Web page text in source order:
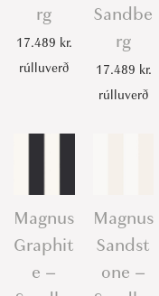
rg
17.489 kr.
rúlluverð
Sandbe
rg
17.489 kr.
rúlluverð
Magnus
Graphit
e –
Magnus
Sandst
one –